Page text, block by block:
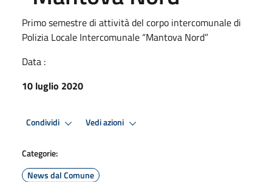
Primo semestre di attività del corpo intercomunale di
Polizia Locale Intercomunale “Mantova Nord”
Data :
10 luglio 2020
Condividi Vedi azioni
Categorie:
News dal Comune